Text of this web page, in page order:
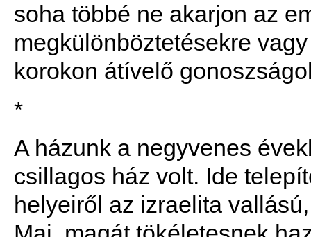
soha többé ne akarjon az
megkülönböztetésekre
korokon átívelő
*
A házunk a negyvenes
csillagos ház volt. Ide
helyeiről az izraelita